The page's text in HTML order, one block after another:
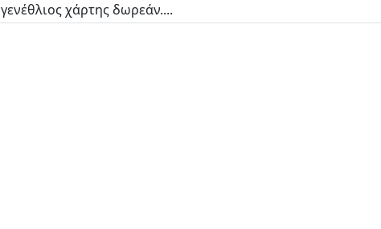
γενέθλιος χάρτης δωρεάν....